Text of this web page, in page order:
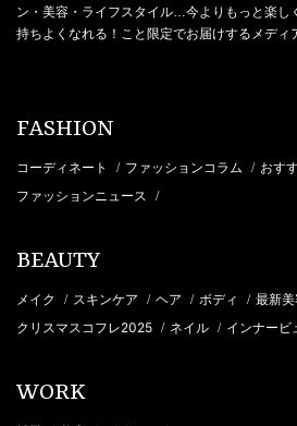
ン・美容・ライフスタイル…今よりもっと楽し
持ちよくなれる！こと限定でお届けするメディ
FASHION
コーディネート / ファッションコラム / おす
ファッションニュース /
BEAUTY
メイク / スキンケア / ヘア / ボディ / 最新
クリスマスコフレ2025 / ネイル / インナービ
WORK